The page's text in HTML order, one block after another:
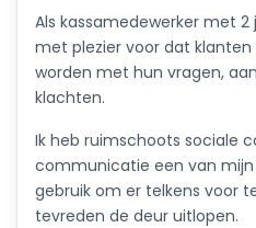
Als kassamedewerker met 2
met plezier voor dat
worden met hun vragen,
klachten.
Ik heb ruimschoots sociale
communicatie een van mijn
gebruik om er telkens voor
tevreden de deur uitlopen.